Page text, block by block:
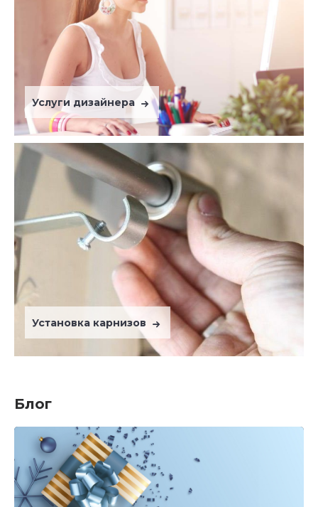
Услуги дизайнера
Установка карнизов
Блог